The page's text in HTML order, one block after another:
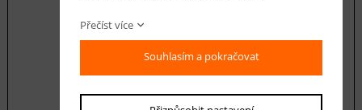
E-mail *
Přečíst více
Souhlasím a pokračovat